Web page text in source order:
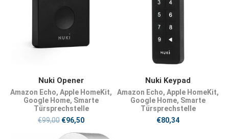
JETZT KAUFEN
Nuki Opener
Amazon Echo, Apple HomeKit,
Google Home, Smarte
Türsprechstelle
€99,00 €96,50
PRODUKT KAUFEN
Nuki Keypad
Amazon Echo, Apple HomeKit,
Google Home, Smarte
Türsprechstelle
€80,34